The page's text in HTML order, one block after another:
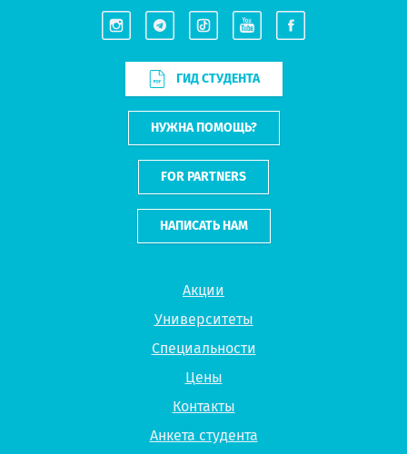
Акции
Университеты
Специальности
Цены
Контакты
Анкета студента
ГИД СТУДЕНТА
НУЖНА ПОМОЩЬ?
FOR PARTNERS
НАПИСАТЬ НАМ